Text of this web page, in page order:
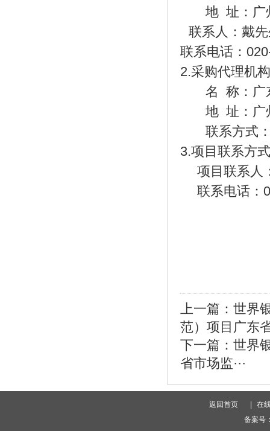
地 址：广
联系人：戴
联系电话：
2.采购代理机
名
称：广
地 址：广
联系方式
3.项目联系方式
项目联系人
联系电话：
上一篇： 世界
范）项目广东
下一篇： 世界
省市场监···
返回首页
在
备案号